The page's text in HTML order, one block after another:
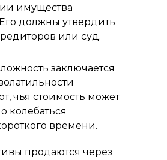
имущества
должны утвердить
или суд.
заключается
чья стоимость может
колебаться
времени.
продаются через